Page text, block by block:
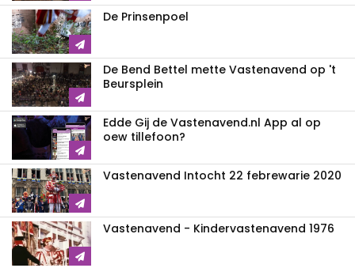
De Prinsenpoel
De Bend Bettel mette Vastenavend op 't
Beursplein
Edde Gij de Vastenavend.nl App al op
oew tillefoon?
Vastenavend Intocht 22 febrewarie 2020
Vastenavend - Kindervastenavend 1976